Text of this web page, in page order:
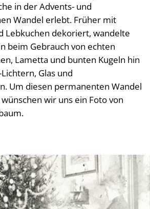
in der Advents- und
Wandel erlebt. Früher mit
Lebkuchen dekoriert, wandelte
beim Gebrauch von echten
Lametta und bunten Kugeln hin
Glas und
Um diesen permanenten Wandel
wir uns ein Foto von